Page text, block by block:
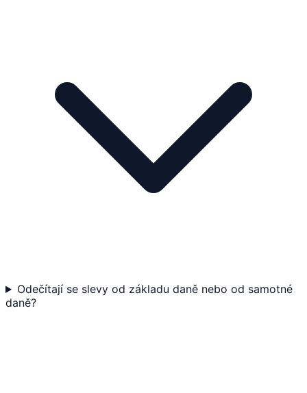
Odečítají se slevy od základu daně nebo od samotné
daně?